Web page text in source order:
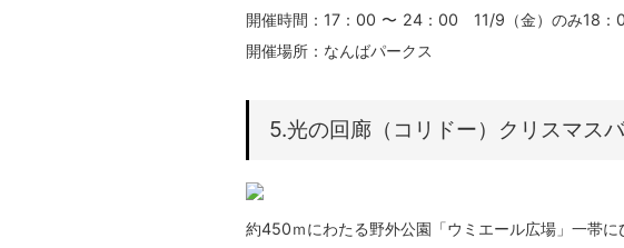
開催時間：17：00 〜 24：00 11/9（⾦）のみ18：
開催場所：なんばパークス
5.光の回廊（コリドー）クリスマス
約450ｍにわたる野外公園「ウミエール広場」一帯に